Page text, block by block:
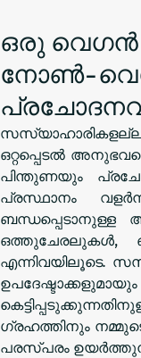
ഒരു വെഗൻ
നോൺ-
ഒറ്റപ്പെടൽ
പിന്തുണയും
പ്രസ്ഥാനം
ബന്ധപ്പെടാനുള്ള
ഒത്തുചേരലുകൾ,
എന്നിവയിലൂടെ.
ഗ്രഹത്തിനും നമ്മുടെ
പരസ്പരം